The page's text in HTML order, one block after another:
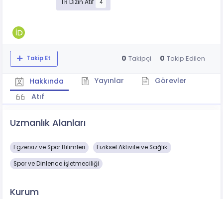
TR Dizin Atıf 4
Takip Et 0 Takipçi 0 Takip Edilen
Hakkında Yayınlar
Görevler
Atıf
Uzmanlık Alanları
Egzersiz ve Spor Bilimleri Fiziksel Aktivite ve Sağlık
Spor ve Dinlence İşletmeciliği
Kurum